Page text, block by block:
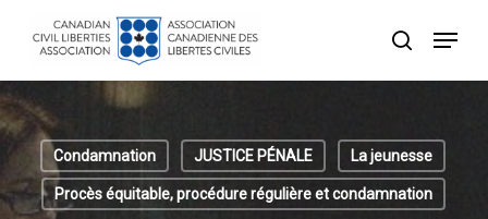
content
recherche
Menu
Condamnation JUSTICE PÉNALE La jeunesse
Procès équitable, procédure régulière et condamnation